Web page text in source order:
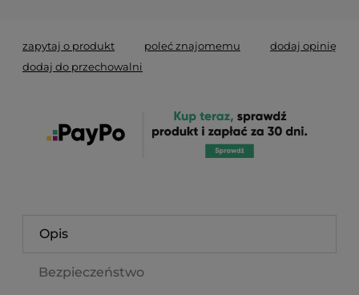
zapytaj o produkt poleć znajomemu
dodaj opinię
dodaj do przechowalni
Opis
Bezpieczeństwo